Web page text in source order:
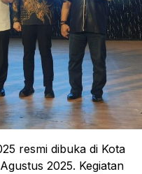
resmi dibuka di Kota
2025. Kegiatan